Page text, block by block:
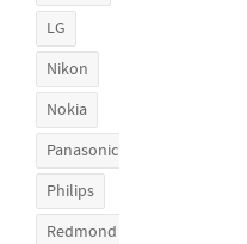
LG
Nikon
Nokia
Panasonic
Philips
Redmond